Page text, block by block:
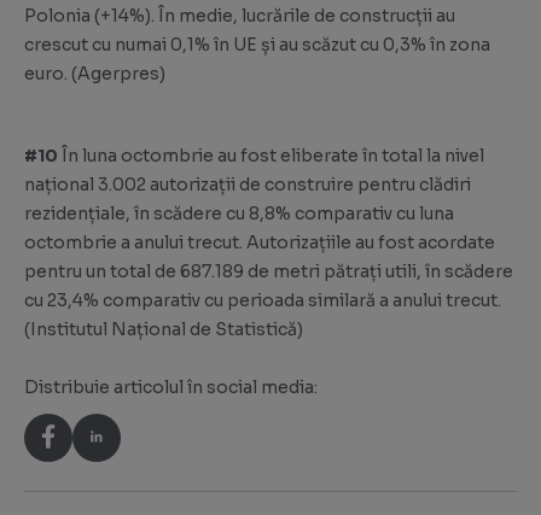
Polonia (+14%). În medie, lucrările de construcții au
crescut cu numai 0,1% în UE și au scăzut cu 0,3% în zona
euro. (Agerpres)
#10 În luna octombrie au fost eliberate în total la nivel
național 3.002 autorizații de construire pentru clădiri
rezidențiale, în scădere cu 8,8% comparativ cu luna
octombrie a anului trecut. Autorizațiile au fost acordate
pentru un total de 687.189 de metri pătrați utili, în scădere
cu 23,4% comparativ cu perioada similară a anului trecut.
(Institutul Național de Statistică)
Distribuie articolul în social media: